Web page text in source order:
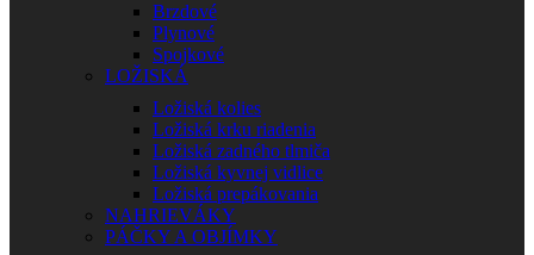
Brzdové
Plynové
Spojkové
LOŽISKÁ
Ložiská kolies
Ložiská krku riadenia
Ložiská zadného tlmiča
Ložiská kyvnej vidlice
Ložiská prepákovania
NAHRIEVÁKY
PÁČKY A OBJÍMKY